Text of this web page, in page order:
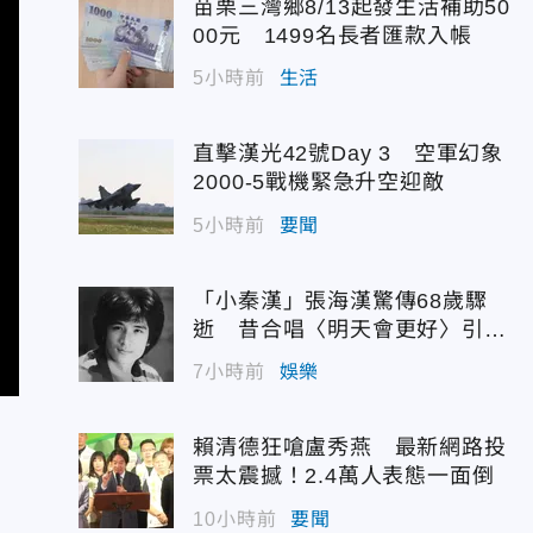
苗栗三灣鄉8/13起發生活補助50
00元 1499名長者匯款入帳
5小時前 生活
直擊漢光42號Day 3 空軍幻象
2000-5戰機緊急升空迎敵
5小時前 要聞
「小秦漢」張海漢驚傳68歲驟
逝 昔合唱〈明天會更好〉引追
憶
7小時前 娛樂
賴清德狂嗆盧秀燕 最新網路投
票太震撼！2.4萬人表態一面倒
10小時前 要聞